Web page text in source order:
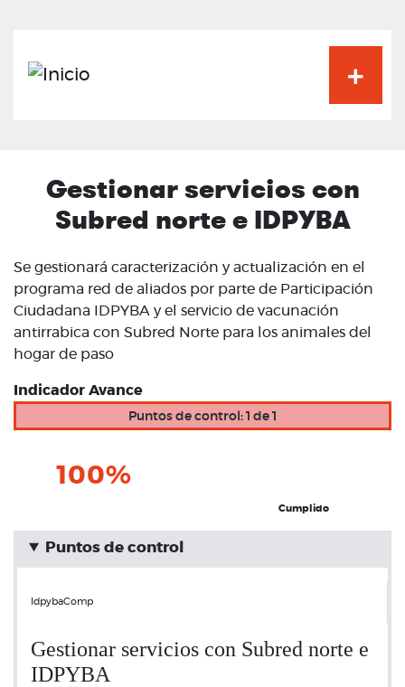
Gestionar servicios con
Subred norte e IDPYBA
Se gestionará caracterización y actualización en el
programa red de aliados por parte de Participación
Ciudadana IDPYBA y el servicio de vacunación
antirrabica con Subred Norte para los animales del
hogar de paso
Indicador Avance
Puntos de control: 1 de 1
100%
Cumplido
Puntos de control
IdpybaComp
Gestionar servicios con Subred norte e
IDPYBA